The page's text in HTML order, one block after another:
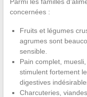
concernées :
Fruits et légumes
agrumes sont
sensible.
Pain complet,
stimulent fortement
digestives
Charcuteries,